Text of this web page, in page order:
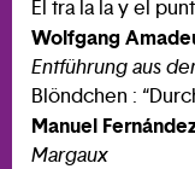
El tra la la y el
Wolfgang
Entführung aus
Blöndchen :
Manuel
Margaux